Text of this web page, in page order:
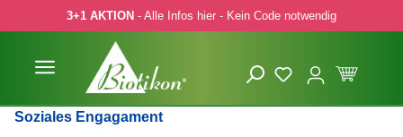
Hauptinhalt springen
Zur Suche springen
Zur Hauptnavigation springen
3+1 AKTION - Alle Infos hier - Kein Code notwendig
Soziales Engagament